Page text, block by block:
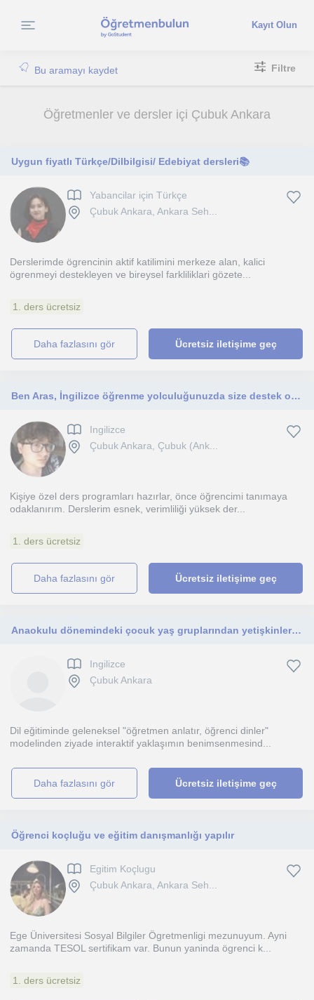
Kayıt Olun
Bu aramayı kaydet Filtre
Öğretmenler ve dersler içi Çubuk Ankara
Uygun fiyatlı Türkçe/Dilbilgisi/ Edebiyat dersleri📚
Yabancilar için Türkçe
Çubuk Ankara, Ankara Seh...
Derslerimde ögrencinin aktif katilimini merkeze alan, kalici
ögrenmeyi destekleyen ve bireysel farkliliklari gözete...
1. ders ücretsiz
daha fazlasını gör Ücretsiz iletişime geç
Ben Aras, İngilizce öğrenme yolculuğunuzda size destek olacağım!
Ingilizce
Çubuk Ankara, Çubuk (Ank...
Kişiye özel ders programları hazırlar, önce öğrencimi tanımaya
odaklanırım. Derslerim esnek, verimliliği yüksek der...
1. ders ücretsiz
daha fazlasını gör Ücretsiz iletişime geç
Anaokulu dönemindeki çocuk yaş gruplarından yetişkinlere kadar geniş bir yelpazeye yönelik ders verebilirim.
Ingilizce
Çubuk Ankara
Dil eğitiminde geleneksel "öğretmen anlatır, öğrenci dinler"
modelinden ziyade interaktif yaklaşımın benimsenmesind...
daha fazlasını gör Ücretsiz iletişime geç
Öğrenci koçluğu ve eğitim danışmanlığı yapılır
Egitim Koçlugu
Çubuk Ankara, Ankara Seh...
Ege Üniversitesi Sosyal Bilgiler Ögretmenligi mezunuyum. Ayni
zamanda TESOL sertifikam var. Bunun yaninda ögrenci k...
1. ders ücretsiz